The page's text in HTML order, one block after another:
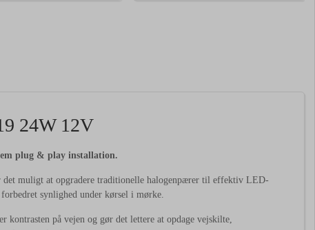
24W 12V
plug & play installation.
det muligt at opgradere traditionelle halogenpærer til effektiv LED-
forbedret synlighed under kørsel i mørke.
kontrasten på vejen og gør det lettere at opdage vejskilte,